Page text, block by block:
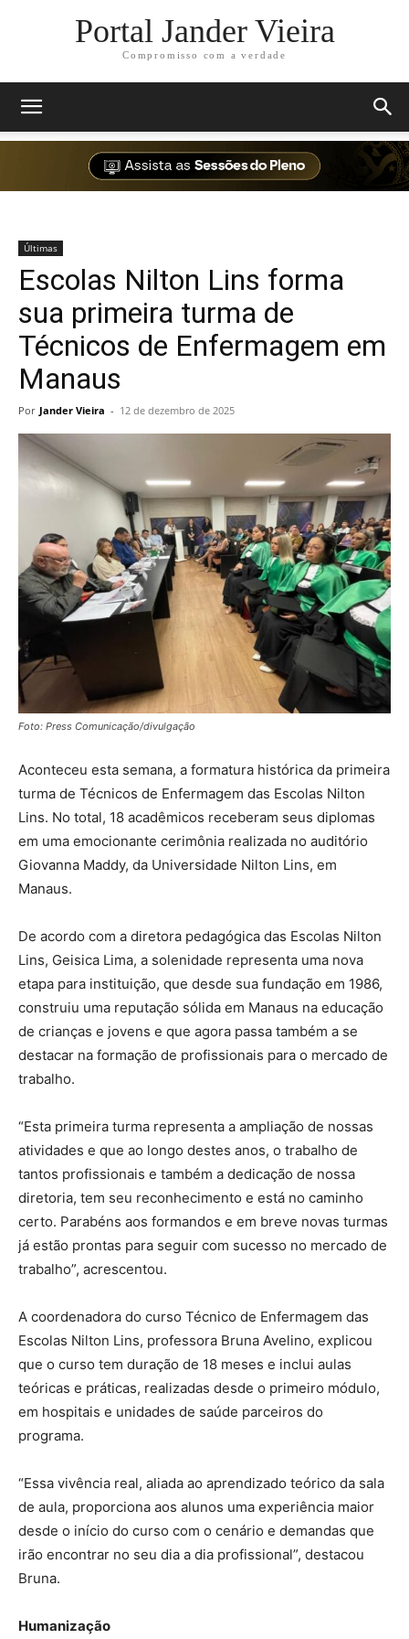
Portal Jander Vieira
Compromisso com a verdade
Últimas
Escolas Nilton Lins forma
sua primeira turma de
Técnicos de Enfermagem em
Manaus
Por Jander Vieira - 12 de dezembro de 2025
Foto: Press Comunicação/divulgação
Aconteceu esta semana, a formatura histórica da primeira
turma de Técnicos de Enfermagem das Escolas Nilton
Lins. No total, 18 acadêmicos receberam seus diplomas
em uma emocionante cerimônia realizada no auditório
Giovanna Maddy, da Universidade Nilton Lins, em
Manaus.
De acordo com a diretora pedagógica das Escolas Nilton
Lins, Geisica Lima, a solenidade representa uma nova
etapa para instituição, que desde sua fundação em 1986,
construiu uma reputação sólida em Manaus na educação
de crianças e jovens e que agora passa também a se
destacar na formação de profissionais para o mercado de
trabalho.
“Esta primeira turma representa a ampliação de nossas
atividades e que ao longo destes anos, o trabalho de
tantos profissionais e também a dedicação de nossa
diretoria, tem seu reconhecimento e está no caminho
certo. Parabéns aos formandos e em breve novas turmas
já estão prontas para seguir com sucesso no mercado de
trabalho”, acrescentou.
A coordenadora do curso Técnico de Enfermagem das
Escolas Nilton Lins, professora Bruna Avelino, explicou
que o curso tem duração de 18 meses e inclui aulas
teóricas e práticas, realizadas desde o primeiro módulo,
em hospitais e unidades de saúde parceiros do
programa.
“Essa vivência real, aliada ao aprendizado teórico da sala
de aula, proporciona aos alunos uma experiência maior
desde o início do curso com o cenário e demandas que
irão encontrar no seu dia a dia profissional”, destacou
Bruna.
Humanização